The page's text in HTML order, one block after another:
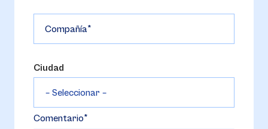
Compañía
Ciudad
Comentario